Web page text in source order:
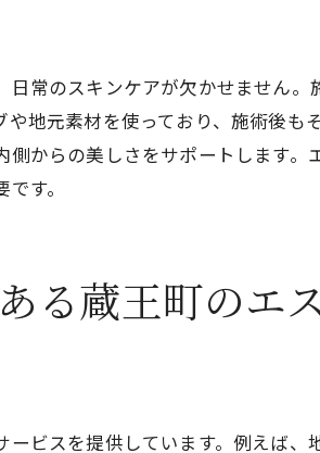
施術に使われる地元産素材の秘
心身リラックス蔵王町でのエステ体
心を落ち着ける環境と施術
施術前の準備でリラックス効果
施術後のリラックスを保つ方法
常のスキンケアが欠かせません
地元素材を使っており、施術後
からの美しさをサポートします
す。
る蔵王町のエ
ビスを提供しています。例えば